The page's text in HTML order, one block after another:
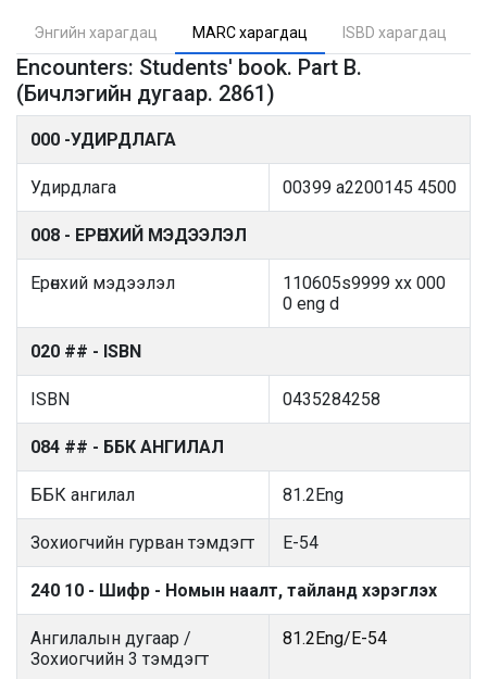
Энгийн харагдац MARC харагдац ISBD харагдац
Encounters: Students' book. Part B.
(Бичлэгийн дугаар. 2861)
000 -УДИРДЛАГА
Удирдлага 00399 a2200145 4500
008 - ЕРӨНХИЙ МЭДЭЭЛЭЛ
Ерөнхий мэдээлэл
110605s9999 xx 000
0 eng d
020 ## - ISBN
ISBN 0435284258
084 ## - ББК АНГИЛАЛ
ББК ангилал 81.2Eng
Зохиогчийн гурван тэмдэгт E-54
240 10 - Шифр - Номын наалт, тайланд хэрэглэх
Ангилалын дугаар /
Зохиогчийн 3 тэмдэгт
81.2Eng/E-54